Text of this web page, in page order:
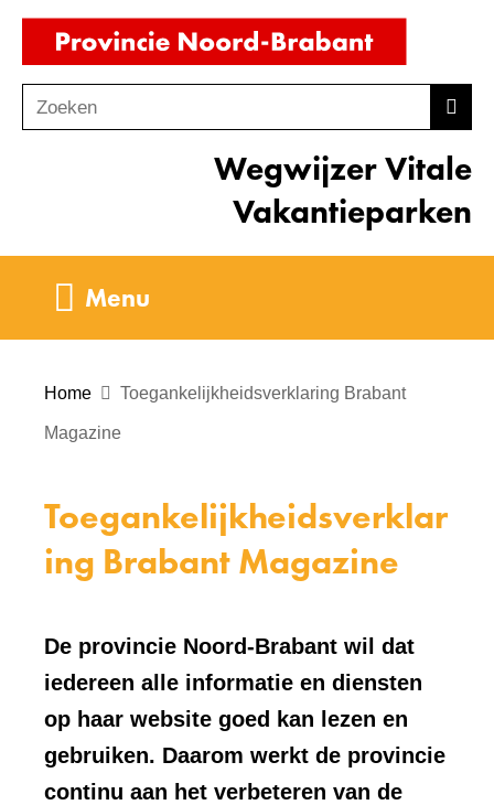
Ga
de
inhoud
o
n
Zoeken
Wegwijzer Vitale
Vakantieparken
Menu
Home Toegankelijkheidsverklaring Brabant
Magazine
Toegankelijkheidsverklar
ing Brabant Magazine
De provincie Noord-Brabant wil dat
iedereen alle informatie en diensten
op haar website goed kan lezen en
gebruiken. Daarom werkt de provincie
continu aan het verbeteren van de